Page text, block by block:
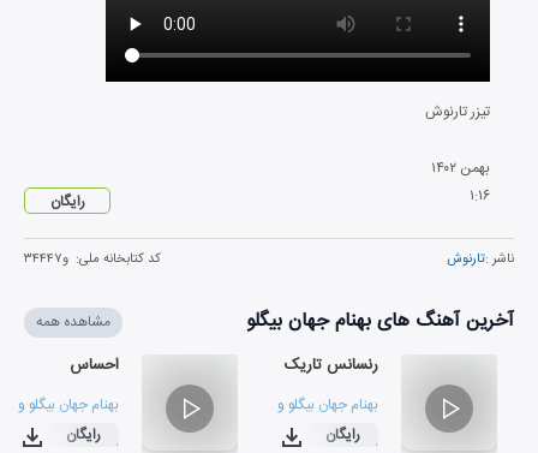
تیزر تارنوش
بهمن ۱۴۰۲
۱:۱۶ رایگان
ناشر :تارنوش کد کتابخانه ملی: و۳۴۴۴۷
آخرین آهنگ های بهنام جهان بیگلو مشاهده همه
رنسانس تاریک
بهنام جهان بیگلو و گروه موسیقی تارنوش
۰۳:۴۸رایگان
احساس
بهنام جهان بیگلو و
۰۳:۳۸
رایگان